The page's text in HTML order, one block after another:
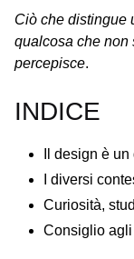
Ciò che distingue
qualcosa che non
percepisce.
INDICE
Il design è
I diversi
Curiosità,
Consiglio